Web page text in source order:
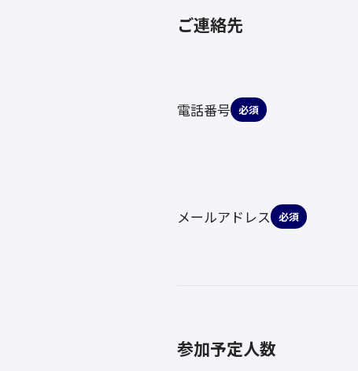
ご連絡先
電話番号 必須
メールアドレス 必須
参加予定人数